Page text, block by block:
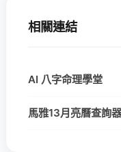
相關連結
AI 八字命理學堂
馬雅13月亮曆查詢器